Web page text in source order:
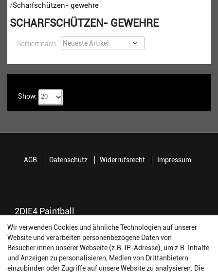
Scharfschützen- gewehre
SCHARFSCHÜTZEN- GEWEHRE
Sortiert nach:
Show:
2DIE4 Paintball
56457 Westerburg
Reinhold-Ferger-Straße 26
order@2die4-sports.com
0 26 63/ 9 68 69 37
AGB Datenschutz Widerrufsrecht Impressum
Wir verwenden Cookies und ähnliche Technologien auf unserer
Website und verarbeiten personenbezogene Daten von
Besucher:innen unserer Webseite (z.B. IP-Adresse), um z.B. Inhalte
und Anzeigen zu personalisieren, Medien von Drittanbietern
einzubinden oder Zugriffe auf unsere Website zu analysieren. Die